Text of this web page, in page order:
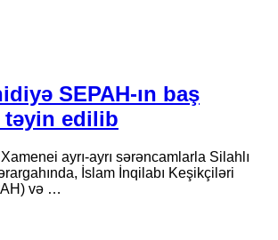
SEPAH-ın baş
təyin edilib
ayrı-ayrı sərəncamlarla Silahlı
İslam İnqilabı Keşikçiləri
və …